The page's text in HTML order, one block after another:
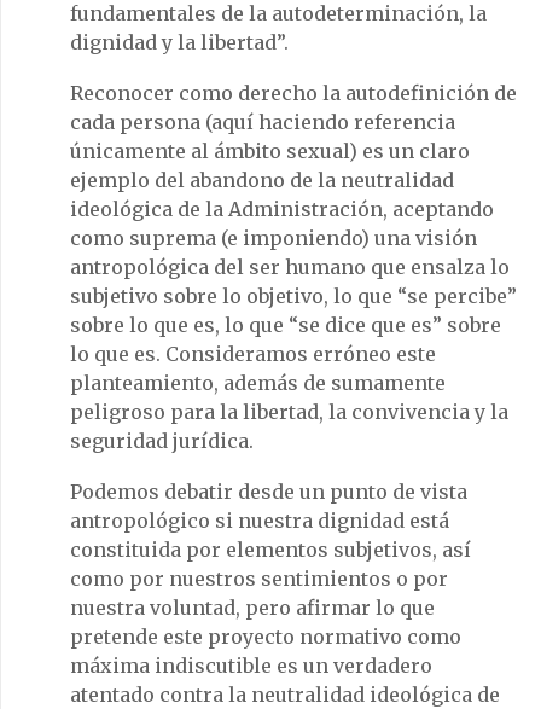
fundamentales de la autodeterminación, la
dignidad y la libertad”.
Reconocer como derecho la autodefinición de
cada persona (aquí haciendo referencia
únicamente al ámbito sexual) es un claro
ejemplo del abandono de la neutralidad
ideológica de la Administración, aceptando
como suprema (e imponiendo) una visión
antropológica del ser humano que ensalza lo
subjetivo sobre lo objetivo, lo que “se percibe”
sobre lo que es, lo que “se dice que es” sobre
lo que es. Consideramos erróneo este
planteamiento, además de sumamente
peligroso para la libertad, la convivencia y la
seguridad jurídica.
Podemos debatir desde un punto de vista
antropológico si nuestra dignidad está
constituida por elementos subjetivos, así
como por nuestros sentimientos o por
nuestra voluntad, pero afirmar lo que
pretende este proyecto normativo como
máxima indiscutible es un verdadero
atentado contra la neutralidad ideológica de